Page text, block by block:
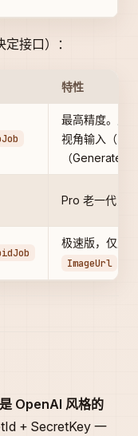
接口）：
特性
最高精度。支
视角输入（多
（
Pro 老一代，
极速版，仅支
ImageUrl
OpenAI 风格的
+ SecretKey 一